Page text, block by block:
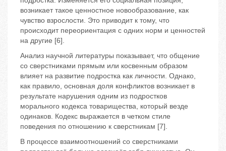
возникает такое ценностное новообразование, как
чувство взрослости. Это приводит к тому, что
происходит переориентация с одних норм и ценностей
на другие [6].
Анализ научной литературы показывает, что общение
со сверстниками прямым или косвенным образом
влияет на развитие подростка как личности. Однако,
как правило, основная доля конфликтов возникает в
результате нарушения одним из подростков
морального кодекса товарищества, который везде
одинаков. Кодекс выражается в четком стиле
поведения по отношению к сверстникам [7].
В процессе взаимоотношений со сверстниками